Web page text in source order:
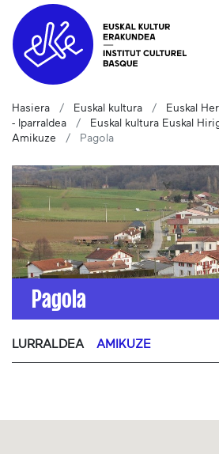
Hasiera Euskal kultura Euskal
- Iparraldea
Euskal kultura Euskal
Amikuze
Pagola
Pagola
LURRALDEA AMIKUZE